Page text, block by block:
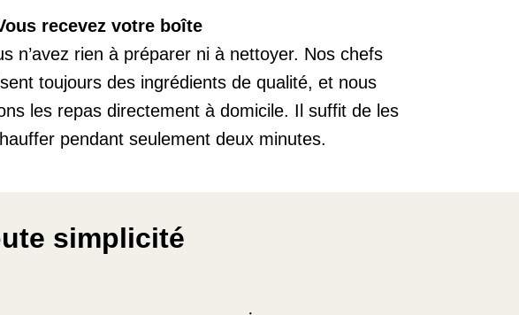
recevez votre boîte
n’avez rien à préparer ni à nettoyer. Nos chefs
toujours des ingrédients de qualité, et nous
les repas directement à domicile. Il suffit de les
pendant seulement deux minutes.
simplicité